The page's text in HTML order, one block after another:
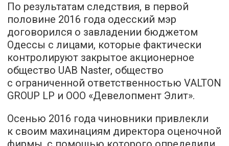
По результатам следствия, в первой
половине 2016 года одесский мэр
договорился о завладении бюджетом
Одессы с лицами, которые фактически
контролируют закрытое акционерное
общество UAB Naster, общество
с ограниченной ответственностью VALTON
GROUP LP и ООО «Девелопмент Элит».
Осенью 2016 года чиновники привлекли
к своим махинациям директора оценочной